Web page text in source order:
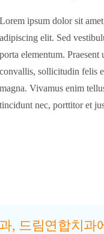
Lorem ipsum dolor sit
adipiscing elit. Sed
porta elementum. Praesent
convallis, sollicitudin felis
magna. Vivamus enim
tincidunt nec, porttitor et
, 드림연합치